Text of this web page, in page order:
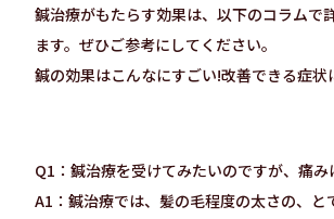
鍼治療がもたらす効果は、以下のコラムで
ます。ぜひご参考にしてください。
鍼の効果はこんなにすごい!改善できる症状
Q1：鍼治療を受けてみたいのですが、痛み
A1：鍼治療では、髪の毛程度の太さの、と